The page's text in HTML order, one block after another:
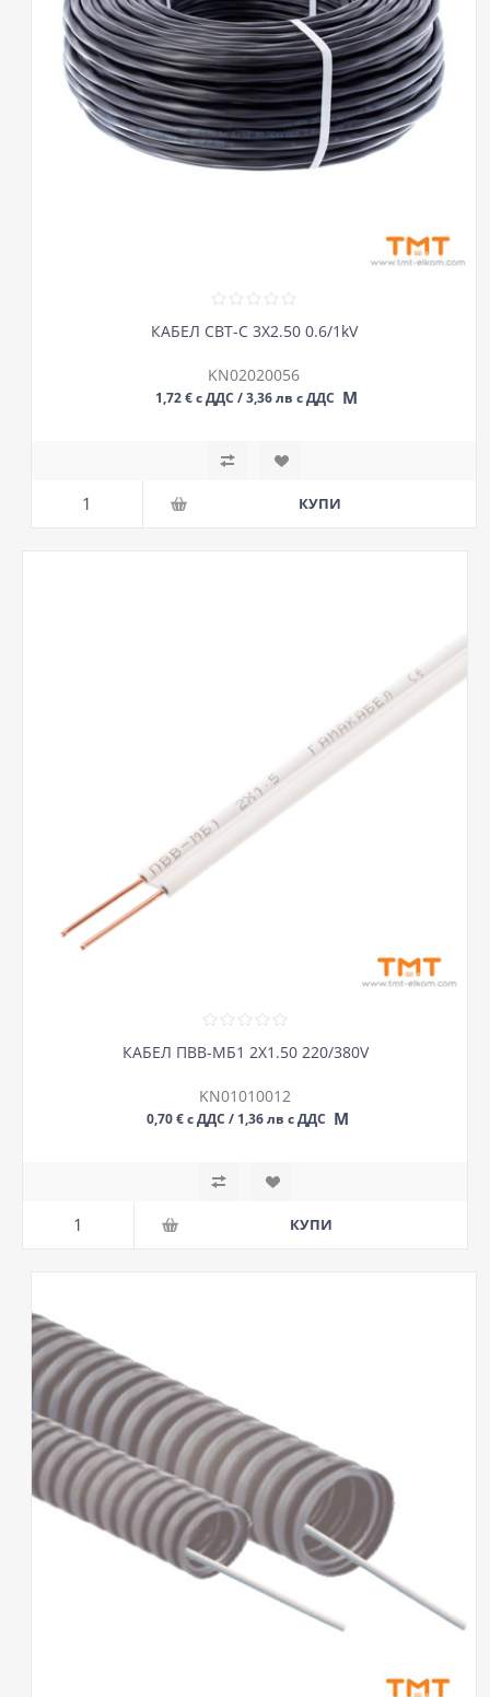
КАБЕЛ СВТ-С 3Х2.50 0.6/1kV
KN02020056
1,72 € с ДДС / 3,36 лв с ДДС М
КАБЕЛ ПВВ-МБ1 2Х1.50 220/380V
KN01010012
0,70 € с ДДС / 1,36 лв с ДДС М